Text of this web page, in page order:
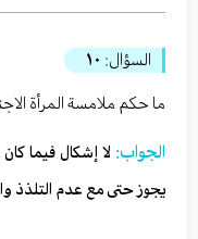
السؤال: ١٠
ما حكم ملامسة المرأة
الجواب: لا إشكال فيما
يجوز حتى مع عدم التلذذ